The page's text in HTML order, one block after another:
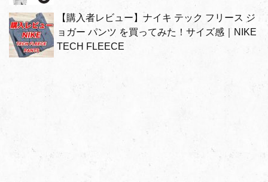
【購入者レビュー】ナイキ テック フリース ジ
ョガー パンツ を買ってみた！サイズ感｜NIKE
TECH FLEECE